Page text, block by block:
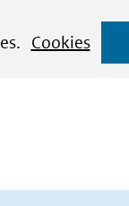
Cookies